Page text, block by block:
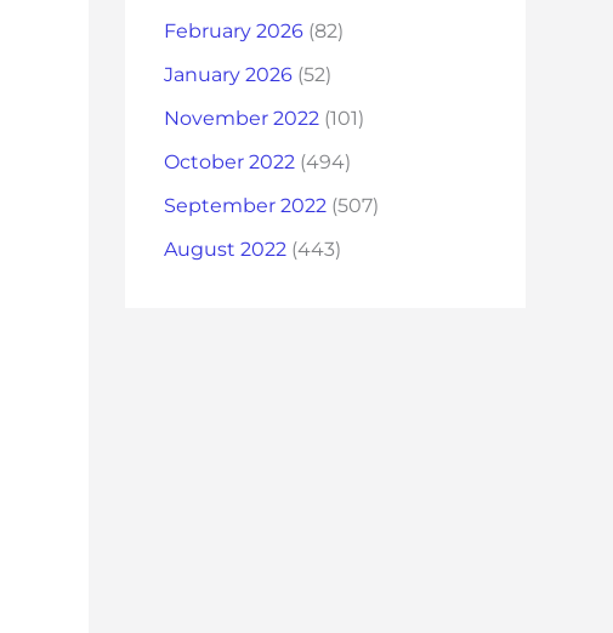
February 2026 (82)
January 2026 (52)
November 2022 (101)
October 2022 (494)
September 2022 (507)
August 2022 (443)